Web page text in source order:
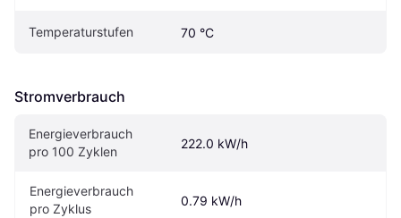
Temperaturstufen 70 °C
Stromverbrauch
Energieverbrauch
pro 100 Zyklen
222.0 kW/h
Energieverbrauch
pro Zyklus
0.79 kW/h